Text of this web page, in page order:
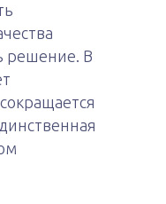
решение. В